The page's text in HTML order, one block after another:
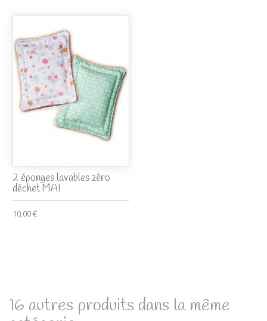
2 éponges lavables zéro
déchet MAI
10,00 €
16 autres produits dans la même